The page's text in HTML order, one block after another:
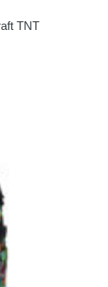
TNT